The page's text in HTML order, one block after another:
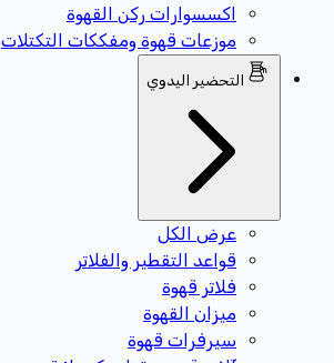
اكسسوارات ركن القهوة
موزعات قهوة ومفككات التكتلات
التحضير اليدوي
عرض الكل
قواعد التقطير والفلاتر
فلاتر قهوة
ميزان القهوة
سيرفرات قهوة